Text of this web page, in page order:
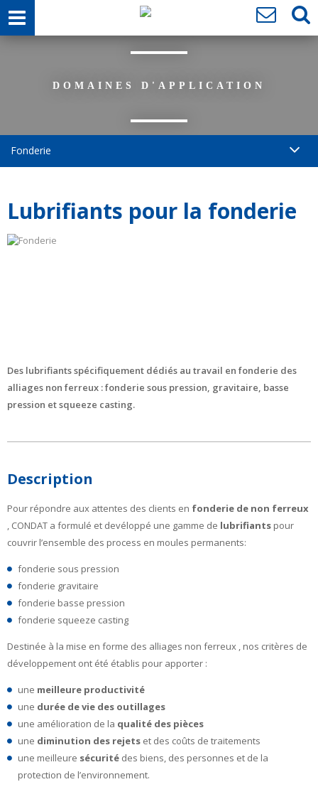
DOMAINES D'APPLICATION
Fonderie
Lubrifiants pour la fonderie
Des lubrifiants spécifiquement dédiés au travail en fonderie des
alliages non ferreux : fonderie sous pression, gravitaire, basse
pression et squeeze casting.
Description
Pour répondre aux attentes des clients en fonderie de non ferreux
, CONDAT a formulé et devéloppé une gamme de lubrifiants pour
couvrir l’ensemble des process en moules permanents:
fonderie sous pression
fonderie gravitaire
fonderie basse pression
fonderie squeeze casting
Destinée à la mise en forme des alliages non ferreux , nos critères de
développement ont été établis pour apporter :
une meilleure productivité
une durée de vie des outillages
une amélioration de la qualité des pièces
une diminution des rejets et des coûts de traitements
une meilleure sécurité des biens, des personnes et de la
protection de l’environnement.